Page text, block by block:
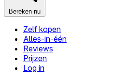
Bereken nu
Zelf kopen
Alles-in-één
Reviews
Prijzen
Log in